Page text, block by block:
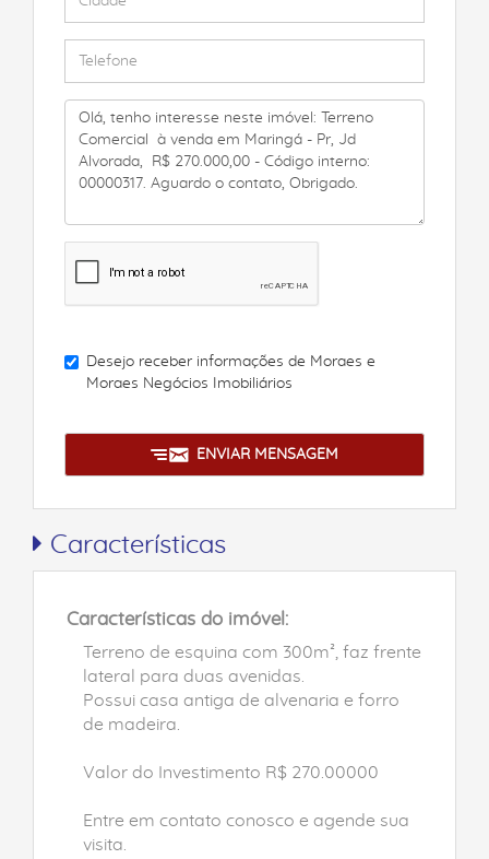
Desejo receber informações de Moraes e
Moraes Negócios Imobiliários
ENVIAR MENSAGEM
Características
Características do imóvel:
Terreno de esquina com 300m², faz frente
lateral para duas avenidas.
Possui casa antiga de alvenaria e forro
de madeira.
Valor do Investimento R$ 270.00000
Entre em contato conosco e agende sua
visita.